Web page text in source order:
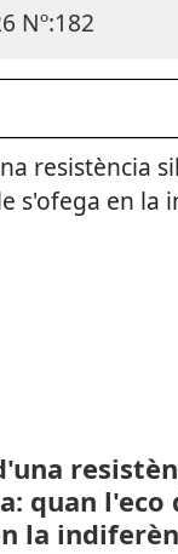
quan l'eco
la